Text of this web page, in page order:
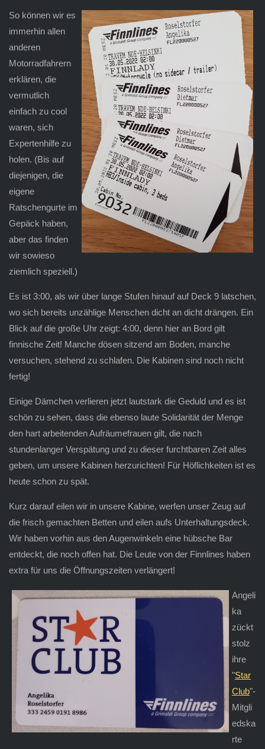
So können wir es
immerhin allen
anderen
Motorradfahrern
erklären, die
vermutlich
einfach zu cool
waren, sich
Expertenhilfe zu
holen. (Bis auf
diejenigen, die
eigene
Ratschengurte im
Gepäck haben,
aber das finden
wir sowieso
ziemlich speziell.)
Es ist 3:00, als wir über lange Stufen hinauf auf Deck 9 latschen,
wo sich bereits unzählige Menschen dicht an dicht drängen. Ein
Blick auf die große Uhr zeigt: 4:00, denn hier an Bord gilt
finnische Zeit! Manche dösen sitzend am Boden, manche
versuchen, stehend zu schlafen. Die Kabinen sind noch nicht
fertig!
Einige Dämchen verlieren jetzt lautstark die Geduld und es ist
schön zu sehen, dass die ebenso laute Solidarität der Menge
den hart arbeitenden Aufräumefrauen gilt, die nach
stundenlanger Verspätung und zu dieser furchtbaren Zeit alles
geben, um unsere Kabinen herzurichten! Für Höflichkeiten ist es
heute schon zu spät.
Kurz darauf eilen wir in unsere Kabine, werfen unser Zeug auf
die frisch gemachten Betten und eilen aufs Unterhaltungsdeck.
Wir haben vorhin aus den Augenwinkeln eine hübsche Bar
entdeckt, die noch offen hat. Die Leute von der Finnlines haben
extra für uns die Öffnungszeiten verlängert!
Angeli
ka
zückt
stolz
ihre
"Star
Club"-
Mitgli
edska
rte